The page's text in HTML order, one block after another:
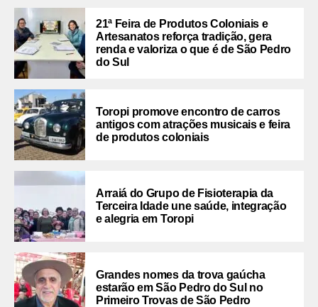
21ª Feira de Produtos Coloniais e
Artesanatos reforça tradição, gera
renda e valoriza o que é de São Pedro
do Sul
Toropi promove encontro de carros
antigos com atrações musicais e feira
de produtos coloniais
Arraiá do Grupo de Fisioterapia da
Terceira Idade une saúde, integração
e alegria em Toropi
Grandes nomes da trova gaúcha
estarão em São Pedro do Sul no
Primeiro Trovas de São Pedro